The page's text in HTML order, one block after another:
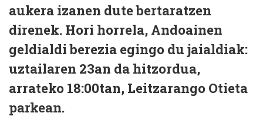
aukera izanen dute bertaratzen
direnek. Hori horrela, Andoainen
geldialdi berezia egingo du jaialdiak:
uztailaren 23an da hitzordua,
arrateko 18:00tan, Leitzarango Otieta
parkean.